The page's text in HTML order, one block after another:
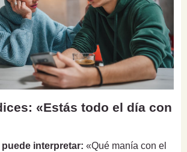
«Estás todo el día con
interpretar: «Qué manía con el